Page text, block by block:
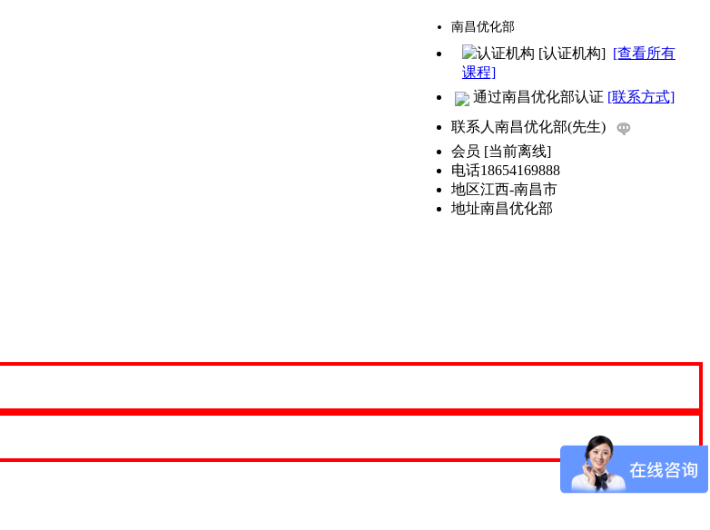
南昌优化部
[认证机构] [查看所有
课程]
通过南昌优化部认证 [联系方式]
联系人 南昌优化部(先生)
会员 [当前离线]
电话18654169888
地区江西-南昌市
地址南昌优化部